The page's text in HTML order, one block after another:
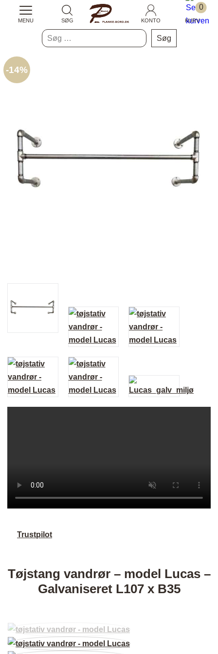
Søg
efter:
MENU SØG KONTO
0
KURV
Trustpilot
-14%
Tøjstang vandrør – model Lucas –
Galvaniseret L107 x B35